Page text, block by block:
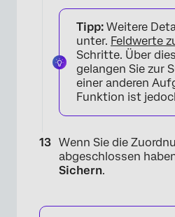
Tipp: Weitere
unter. Feldwerte
Schritte. Über
gelangen Sie zur
einer anderen
Funktion ist
Wenn Sie die
abgeschlossen
Sichern.